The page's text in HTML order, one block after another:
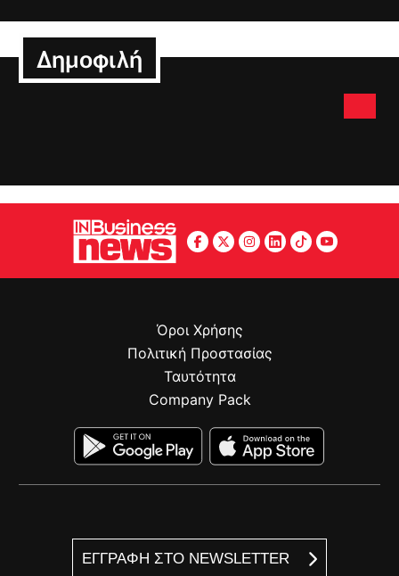
Δημοφιλή
ΕΓΓΡΑΦΗ ΣΤΟ NEWSLETTER
Όροι Χρήσης
Πολιτική Προστασίας
Ταυτότητα
Company Pack